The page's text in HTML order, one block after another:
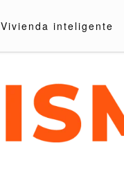
Vivienda inteligente